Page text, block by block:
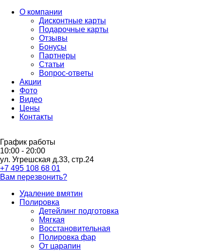
О компании
Дисконтные карты
Подарочные карты
Отзывы
Бонусы
Партнеры
Статьи
Вопрос-ответы
Акции
Фото
Видео
Цены
Контакты
График работы
10:00 - 20:00
ул. Угрешская д.33, стр.24
+7 495 108 68 01
Вам перезвонить?
Удаление вмятин
Полировка
Детейлинг подготовка
Мягкая
Восстановительная
Полировка фар
От царапин